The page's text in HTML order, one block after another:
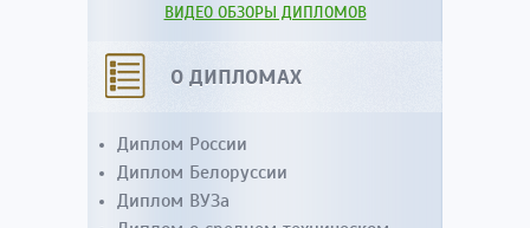
ВИДЕО ОБЗОРЫ ДИПЛОМОВ
О ДИПЛОМАХ
Диплом России
Диплом Белоруссии
Диплом ВУЗа